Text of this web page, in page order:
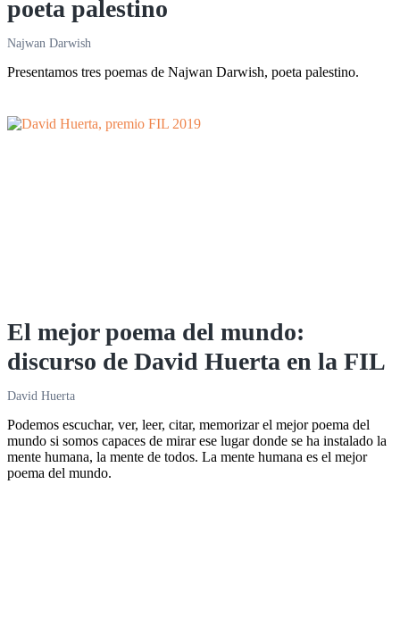
poeta palestino
Najwan Darwish
Presentamos tres poemas de Najwan Darwish, poeta palestino.
El mejor poema del mundo:
discurso de David Huerta en la FIL
David Huerta
Podemos escuchar, ver, leer, citar, memorizar el mejor poema del
mundo si somos capaces de mirar ese lugar donde se ha instalado la
mente humana, la mente de todos. La mente humana es el mejor
poema del mundo.